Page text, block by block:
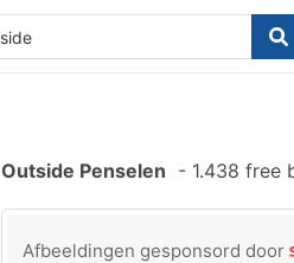
Outside Penselen - 1.438 free
Afbeeldingen gesponsord door